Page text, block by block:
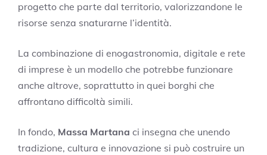
progetto che parte dal territorio, valorizzandone le
risorse senza snaturarne l’identità.
La combinazione di enogastronomia, digitale e rete
di imprese è un modello che potrebbe funzionare
anche altrove, soprattutto in quei borghi che
affrontano difficoltà simili.
In fondo, Massa Martana ci insegna che unendo
tradizione, cultura e innovazione si può costruire un